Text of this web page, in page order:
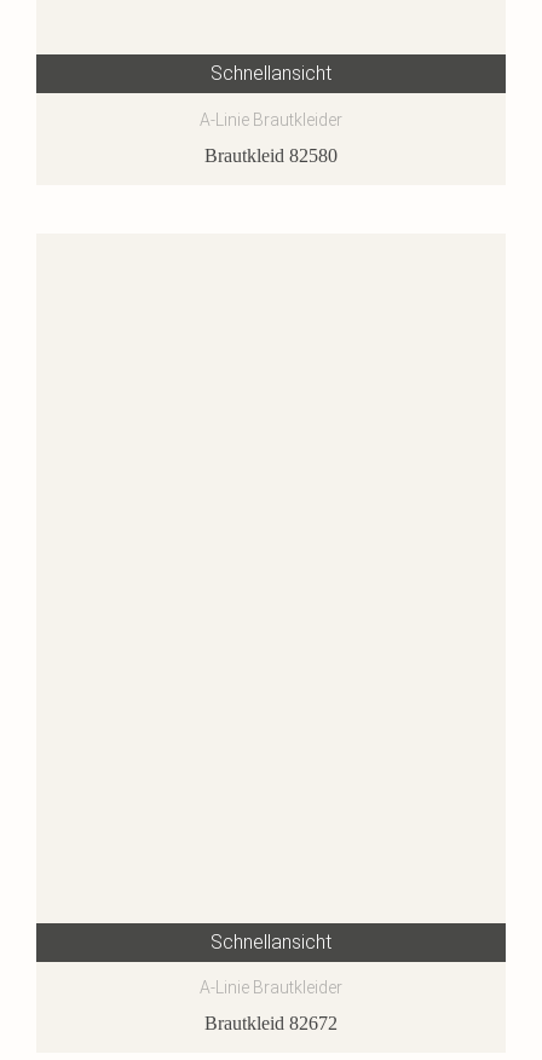
Schnellansicht
A-Linie Brautkleider
Brautkleid 82580
Schnellansicht
A-Linie Brautkleider
Brautkleid 82672